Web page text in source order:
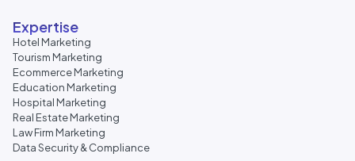
Expertise
Hotel Marketing
Tourism Marketing
Ecommerce Marketing
Education Marketing
Hospital Marketing
Real Estate Marketing
Law Firm Marketing
Data Security & Compliance